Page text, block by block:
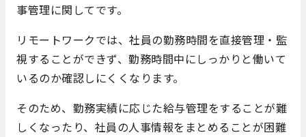
事管理に関してです。
リモートワークでは、社員の勤務時間を直接管理・監
視することができず、勤務時間中にしっかりと働いて
いるのか確認しにくくなります。
そのため、勤務実績に応じた給与管理をすることが難
しくなったり、社員の人事情報をまとめることが困難